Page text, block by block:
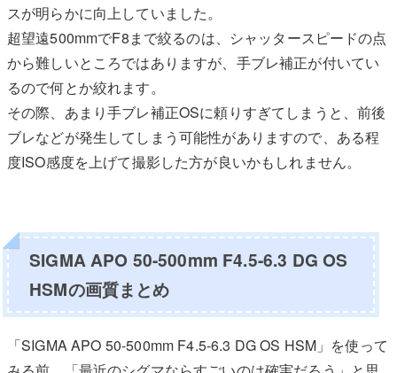
スが明らかに向上していました。
超望遠500mmでF8まで絞るのは、シャッタースピードの点
から難しいところではありますが、手ブレ補正が付いてい
るので何とか絞れます。
その際、あまり手ブレ補正OSに頼りすぎてしまうと、前後
ブレなどが発生してしまう可能性がありますので、ある程
度ISO感度を上げて撮影した方が良いかもしれません。
SIGMA APO 50-500mm F4.5-6.3 DG OS
HSMの画質まとめ
「SIGMA APO 50-500mm F4.5-6.3 DG OS HSM」を使って